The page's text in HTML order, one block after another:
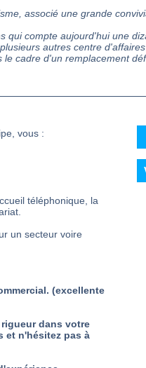
associé une grande
qui compte aujourd'hui une
autres centre
cadre d'un remplacement
vous :
téléphonique, la
un secteur voire
(excellente
dans votre
et n'hésitez pas à